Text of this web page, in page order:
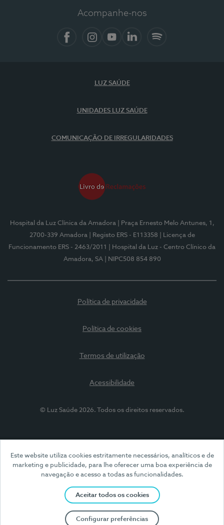
Este website utiliza cookies estritamente necessários, analíticos e de
marketing e publicidade, para lhe oferecer uma boa experiência de
navegação e acesso a todas as funcionalidades.
Aceitar todos os cookies
Configurar preferências
Acompanhe-nos
LUZ SAÚDE
UNIDADES LUZ SAÚDE
COMUNICAÇÃO DE IRREGULARIDADES
Hospital da Luz Clínica da Amadora
| Praça Ernesto Melo Antunes, 1,
2700-339 Amadora
| Registo ERS - E113358
| Licença de
Funcionamento ERS - 2463/2011
| Hospital da Luz - Centro Clínico da
Amadora, SA
| NIPC508 854 890
Política de privacidade
Política de cookies
Termos de utilização
Acessibilidade
© Luz Saúde 2026. Todos os direitos reservados.